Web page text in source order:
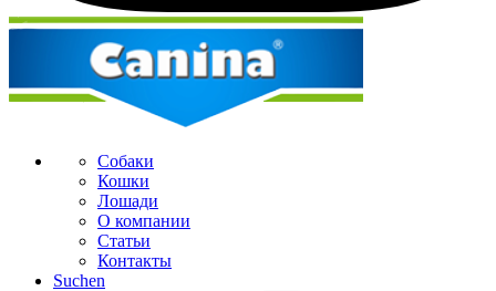
Собаки
Кошки
Лошади
О компании
Статьи
Контакты
Suchen